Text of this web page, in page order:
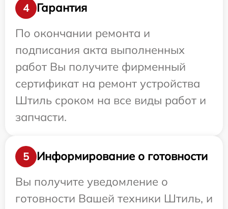
4
Гарантия
По окончании ремонта и
подписания акта выполненных
работ Вы получите фирменный
сертификат на ремонт устройства
Штиль сроком на все виды работ и
запчасти.
5
Информирование о готовности
Вы получите уведомление о
готовности Вашей техники Штиль, и